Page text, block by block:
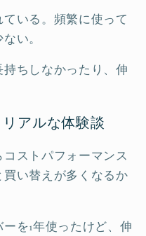
いる。頻繁に使って
い。
ちしなかったり、伸
アルな体験談
ストパフォーマンス
い替えが多くなるか
を1年使ったけど、伸